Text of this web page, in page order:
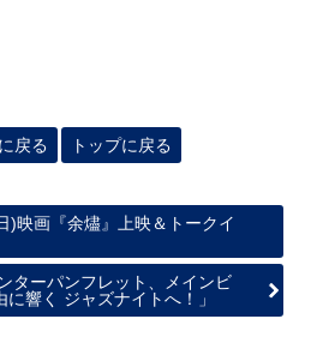
戻る トップに戻る
)映画『余燼』上映＆トークイ
ターパンフレット、メインビ
響く ジャズナイトへ！」